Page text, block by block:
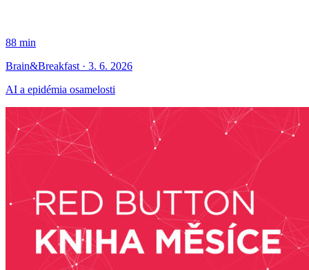
88 min
Brain&Breakfast · 3. 6. 2026
AI a epidémia osamelosti